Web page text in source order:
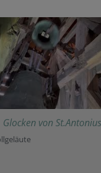
Glocken von St.Antonius